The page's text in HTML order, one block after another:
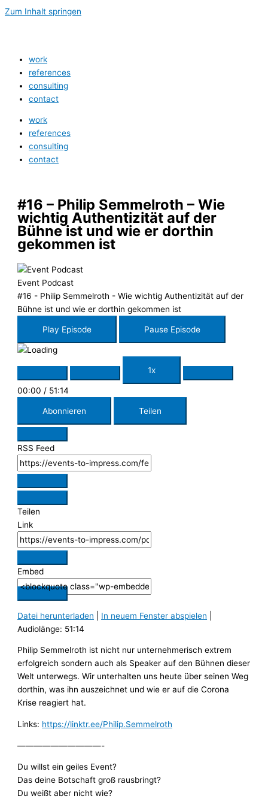
Zum Inhalt springen
work
references
consulting
contact
work
references
consulting
contact
#16 – Philip Semmelroth – Wie
wichtig Authentizität auf der
Bühne ist und wie er dorthin
gekommen ist
Event Podcast
#16 - Philip Semmelroth - Wie wichtig Authentizität auf der
Bühne ist und wie er dorthin gekommen ist
Play Episode Pause Episode
1x
00:00 / 51:14
Abonnieren Teilen
RSS Feed
Teilen
Link
Embed
Datei herunterladen In neuem Fenster abspielen
Audiolänge: 51:14
Philip Semmelroth ist nicht nur unternehmerisch extrem
erfolgreich sondern auch als Speaker auf den Bühnen dieser
Welt unterwegs. Wir unterhalten uns heute über seinen Weg
dorthin, was ihn auszeichnet und wie er auf die Corona
Krise reagiert hat.
Links: https://linktr.ee/Philip.Semmelroth
——————————-
Du willst ein geiles Event?
Das deine Botschaft groß rausbringt?
Du weißt aber nicht wie?